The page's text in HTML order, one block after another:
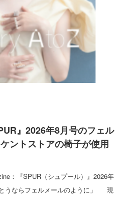
』2026年8月号のフェル
ントストアの椅子が使用
：『SPUR（シュプール）』2026年
うならフェルメールのように」 現